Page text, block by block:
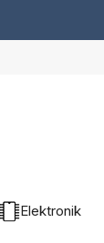
Elektronik